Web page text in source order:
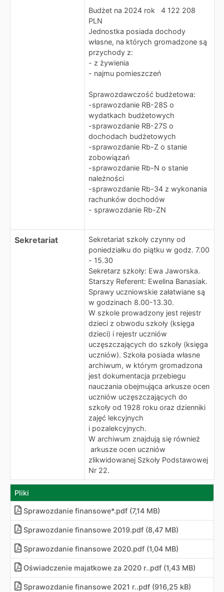
Budżet na 2024 rok 4 122 208
PLN
Jednostka posiada dochody
własne, na których gromadzone są
przychody z:
- z żywienia
- najmu pomieszczeń
Sprawozdawczość budżetowa:
-sprawozdanie RB-28S o
wydatkach budżetowych
-sprawozdanie RB-27S o
dochodach budżetowych
-sprawozdanie Rb-Z o stanie
zobowiązań
-sprawozdanie Rb-N o stanie
należności
-sprawozdanie Rb-34 z wykonania
rachunków dochodów
- sprawozdanie Rb-ZN
Sekretariat
Sekretariat szkoły czynny od
poniedziałku do piątku w godz. 7.00
- 15.30
Sekretarz szkoły: Ewa Jaworska.
Starszy Referent: Ewelina Banasiak.
Sprawy uczniowskie załatwiane są
w godzinach 8.00-13.30.
W szkole prowadzony jest rejestr
dzieci z obwodu szkoły (księga
dzieci) i rejestr uczniów
uczęszczających do szkoły (księga
uczniów). Szkoła posiada własne
archiwum, w którym gromadzona
jest dokumentacja przebiegu
nauczania obejmująca arkusze ocen
uczniów uczęszczających do
szkoły od 1928 roku oraz dzienniki
zajęć lekcyjnych
i pozalekcyjnych.
W archiwum znajdują się również
arkusze ocen uczniów
zlikwidowanej Szkoły Podstawowej
Nr 22.
Pliki
Sprawozdanie finansowe*.pdf (7,14 MB)
Sprawozdanie finansowe 2019.pdf (8,47 MB)
Sprawozdanie finansowe 2020.pdf (1,04 MB)
Oświadczenie majatkowe za 2020 r..pdf (1,43 MB)
Sprawozdanie finansowe 2021 r..pdf (916,25 kB)